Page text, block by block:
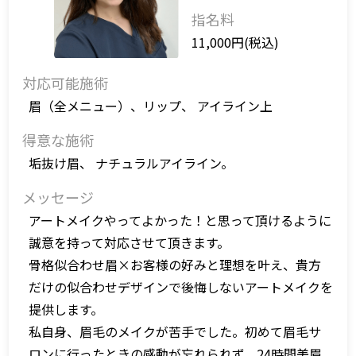
指名料
11,000円(税込)
対応可能施術
眉（全メニュー）、リップ、 アイライン上
得意な施術
垢抜け眉、 ナチュラルアイライン。
メッセージ
アートメイクやってよかった！と思って頂けるように
誠意を持って対応させて頂きます。
骨格似合わせ眉×お客様の好みと理想を叶え、貴方
だけの似合わせデザインで後悔しないアートメイクを
提供します。
私自身、眉毛のメイクが苦手でした。初めて眉毛サ